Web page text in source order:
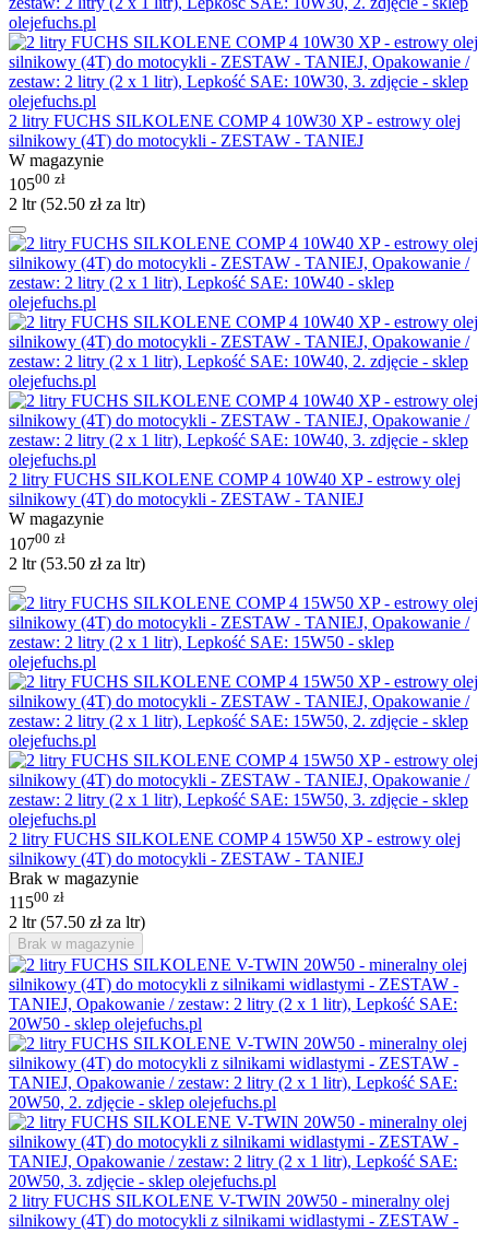
2 litry FUCHS SILKOLENE COMP 4 10W30 XP - estrowy olej
silnikowy (4T) do motocykli - ZESTAW - TANIEJ
W magazynie
10500 zł
2 ltr (52.50 złza ltr)
2 litry FUCHS SILKOLENE COMP 4 10W40 XP - estrowy olej
silnikowy (4T) do motocykli - ZESTAW - TANIEJ
W magazynie
10700 zł
2 ltr (53.50 złza ltr)
2 litry FUCHS SILKOLENE COMP 4 15W50 XP - estrowy olej
silnikowy (4T) do motocykli - ZESTAW - TANIEJ
Brak w magazynie
11500 zł
2 ltr (57.50 złza ltr)
Brak w magazynie
2 litry FUCHS SILKOLENE V-TWIN 20W50 - mineralny olej
silnikowy (4T) do motocykli z silnikami widlastymi - ZESTAW -